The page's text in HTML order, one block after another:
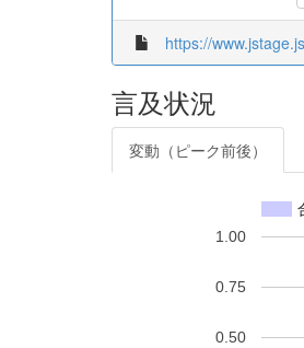
https://
言及状況
変動（ピーク前後）
0.50
0.75
1.00